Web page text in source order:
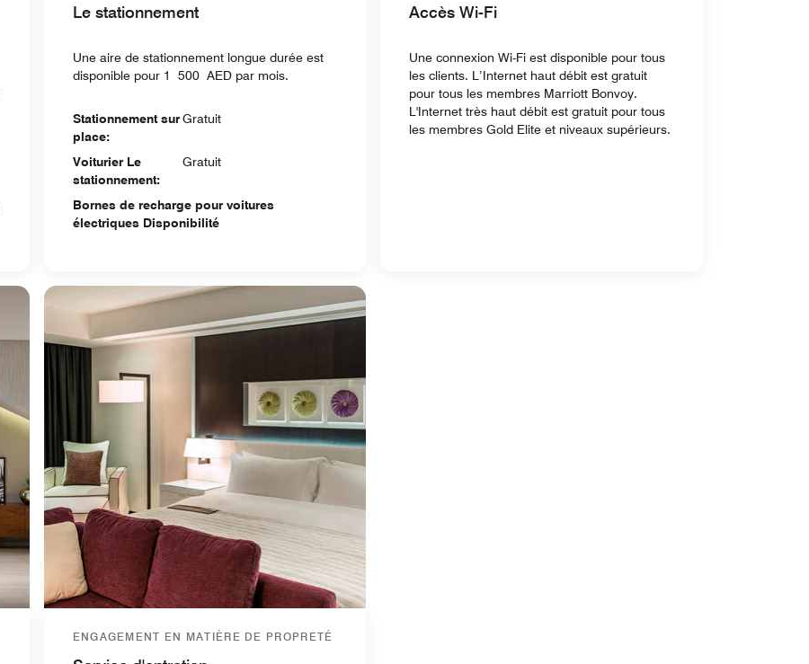
Le stationnement
Une aire de stationnement longue durée est
disponible pour 1 500 AED par mois.
Stationnement sur
place:
Gratuit
Voiturier Le
stationnement:
Gratuit
Bornes de recharge pour voitures
électriques Disponibilité
Accès Wi-Fi
Une connexion Wi-Fi est disponible pour tous
les clients. L’Internet haut débit est gratuit
pour tous les membres Marriott Bonvoy.
L'Internet très haut débit est gratuit pour tous
les membres Gold Elite et niveaux supérieurs.
ENGAGEMENT EN MATIÈRE DE PROPRETÉ